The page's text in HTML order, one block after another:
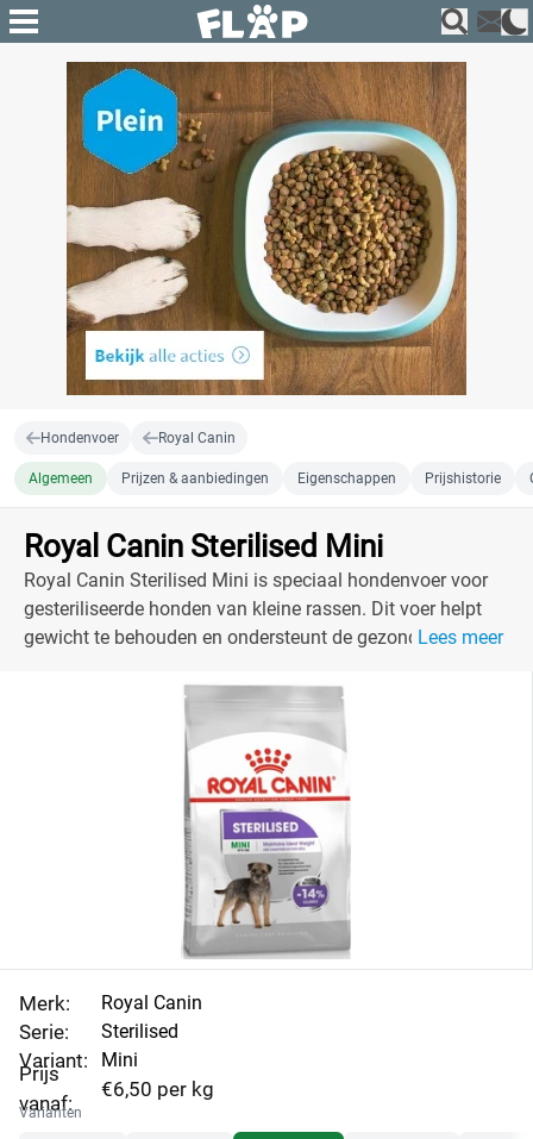
Hondenvoer Royal Canin
Algemeen Prijzen & aanbiedingen Eigenschappen Prijshistorie
Royal Canin Sterilised Mini
Royal Canin Sterilised Mini is speciaal hondenvoer voor
gesteriliseerde honden van kleine rassen. Dit voer helpt
gewicht te behouden en ondersteunt de gezondheid.Lees meer
Merk:
Serie:
Variant:
Prijs
vanaf:
Royal Canin
Sterilised
Mini
€6,50 per kg
Varianten